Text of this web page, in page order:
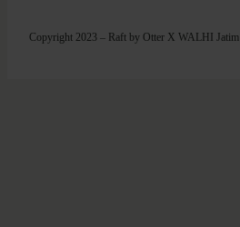
Copyright 2023 – Raft by Otter X WALHI Jatim